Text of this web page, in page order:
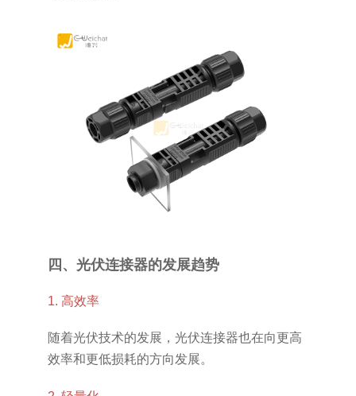
四、光伏连接器的发展趋势
1. 高效率
随着光伏技术的发展，光伏连接器也在向更高
效率和更低损耗的方向发展。